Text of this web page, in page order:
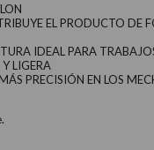
EL PRODUCTO DE
IDEAL PARA
LIGERA
PRECISIÓN EN LOS